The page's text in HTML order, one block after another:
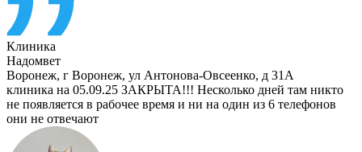
Клиника
Надомвет
Воронеж, г Воронеж, ул Антонова-Овсеенко, д 31А
клиника на 05.09.25 ЗАКРЫТА!!! Несколько дней там никто
не появляется в рабочее время и ни на один из 6 телефонов
они не отвечают